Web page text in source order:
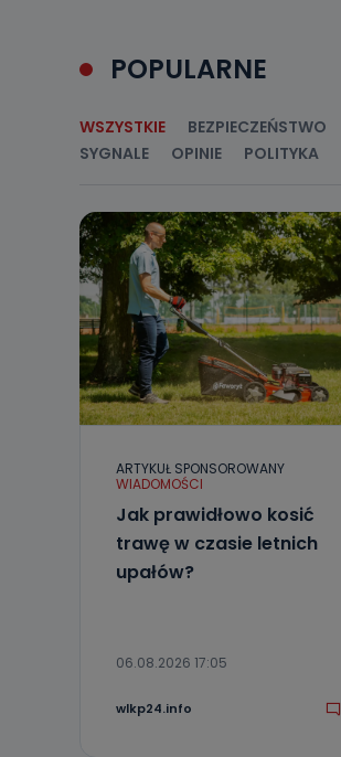
POPULARNE
WSZYSTKIE BEZPIECZEŃSTWO
SYGNALE
OPINIE POLITYKA
ARTYKUŁ SPONSOROWANY
WIADOMOŚCI
Jak prawidłowo kosić
trawę w czasie letnich
upałów?
06.08.2026 17:05
wlkp24.info